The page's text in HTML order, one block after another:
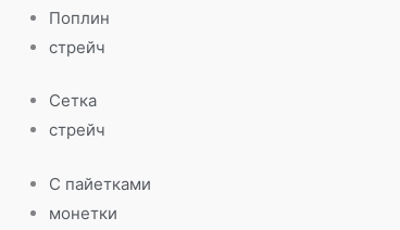
Поплин
стрейч
Сетка
стрейч
С пайетками
монетки